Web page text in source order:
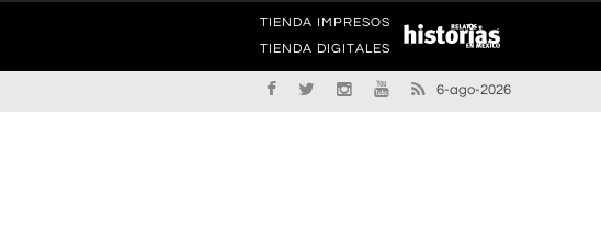
TIENDA IMPRESOS
TIENDA DIGITALES
6-ago-2026